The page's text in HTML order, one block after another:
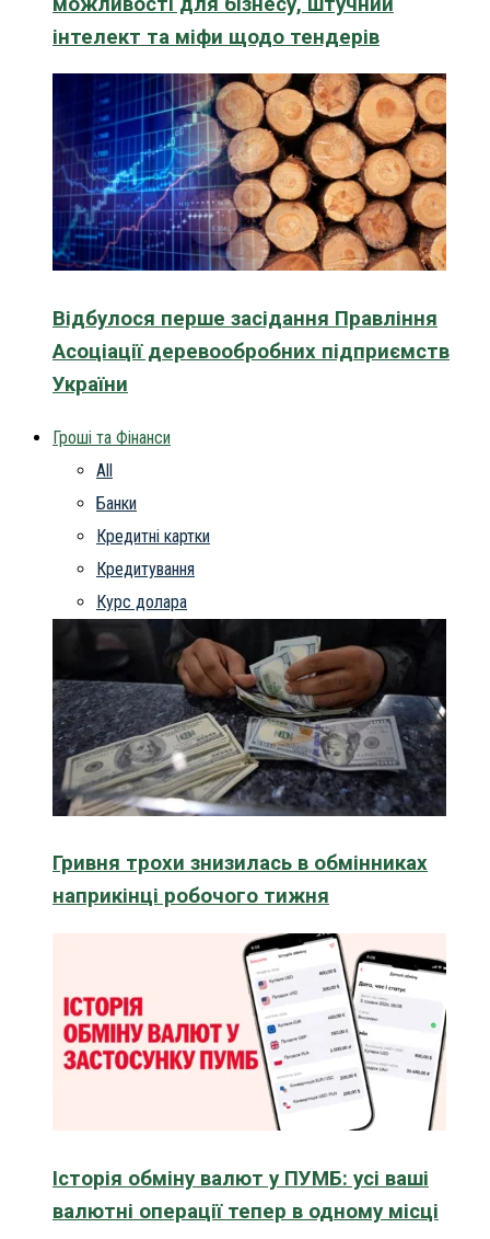
інтелект та міфи щодо тендерів
Відбулося перше засідання Правління
Асоціації деревообробних підприємств
України
Гроші та Фінанси
All
Банки
Кредитні картки
Кредитування
Курс долара
Гривня трохи знизилась в обмінниках
наприкінці робочого тижня
Історія обміну валют у ПУМБ: усі ваші
валютні операції тепер в одному місці